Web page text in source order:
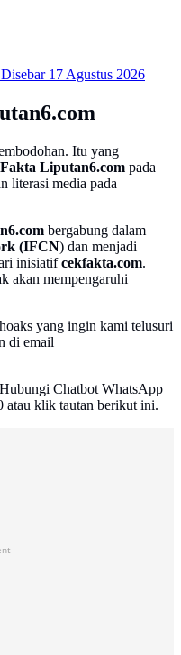
17 Agustus 2026
Itu yang
Liputan6.com pada
literasi media pada
bergabung dalam
(IFCN) dan menjadi
inisiatifcekfakta.com.
akan mempengaruhi
yang ingin kami telusuri
di email
Chatbot WhatsApp
atau klik tautan berikut ini.